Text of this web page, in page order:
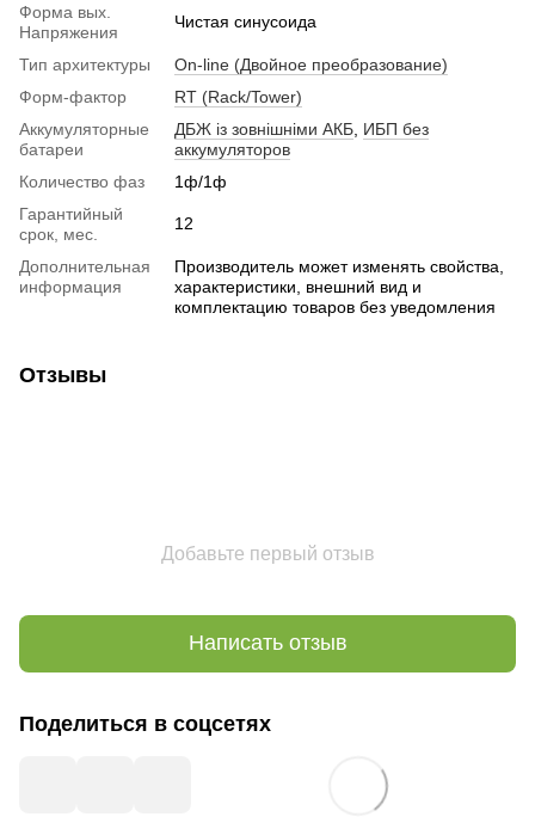
Форма вых.
Напряжения
Чистая синусоида
Тип архитектуры
On-line (Двойное преобразование)
Форм-фактор
RT (Rack/Tower)
Аккумуляторные
батареи
ДБЖ із зовнішніми АКБ ИБП без
аккумуляторов
Количество фаз
1ф/1ф
Гарантийный
срок, мес.
12
Дополнительная
информация
Производитель может изменять свойства,
характеристики, внешний вид и
комплектацию товаров без уведомления
Отзывы
Добавьте первый отзыв
Написать отзыв
Поделиться в соцсетях